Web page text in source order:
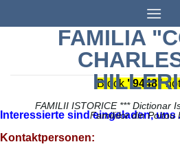
to
FAMILIA
FAMILII ISTORICE *** Dictionar
Familiilor din Poitou
Block "9448"
Interessierte sind eingeladen,
Kontaktpersonen: